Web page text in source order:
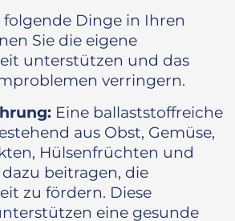
folgende Dinge in Ihren
Sie die eigene
unterstützen und das
verringern.
Eine ballaststoffreiche
aus Obst, Gemüse,
Hülsenfrüchten und
beitragen, die
zu fördern. Diese
eine gesunde